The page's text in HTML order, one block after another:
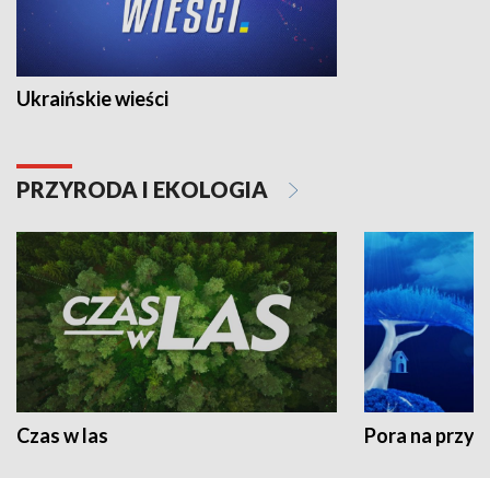
Ukraińskie wieści
PRZYRODA I EKOLOGIA
Czas w las Pora na